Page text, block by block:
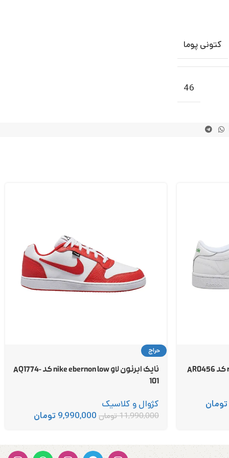
کتونی پوما
46
تومان
حراج
نایک ابرنون لاو nike ebernon low کد AQ1774-
101
کژوال و کلاسیک
11,990,000تومان 9,990,000 تومان